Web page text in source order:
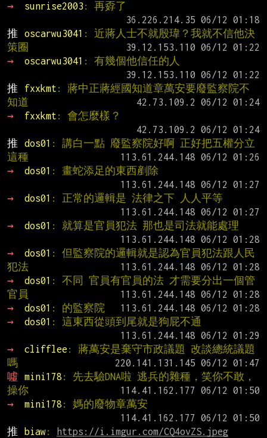
→
sunrise2003 : 再孬了
推
oscarwu3041 : 近蔣人士不就殷瑋？我就不信他決
策圈
→
oscarwu3041 : 有幾個他信任的人
推
fxxkmt : 蔣中正蔣經國知道章萬安要廢監察院不
知道
→
fxxkmt : 會怎麼樣？
推
dos01 : 講白一點 廢監察院好啊 正好把五權分立
這種
→
dos01 : 畫蛇添足的東西剷除
→
dos01 : 正常的邏輯是 法律之下 人人平等
→
dos01 : 就算是官員犯法 那也是司法就能處理
→
dos01 : 但監察院的邏輯就是認為官員犯法跟人民
犯法
→
dos01 : 不同 官員有官員的法 才需要分出一個管
官員
→
dos01 : 的監察院
→
dos01 : 這東西從頭到尾就是狗屁不通
→
clifflee : 蔣萬安是棄守市政議題 改談總統議題
嗎
噓
mini178 : 先去驗DNA啦 逃兵的雜種，笑你不敢，
操你
→
mini178 : 媽的廢物章萬安
推
biaw:
https://i.imgur.com/CQ4ovZS.jpeg